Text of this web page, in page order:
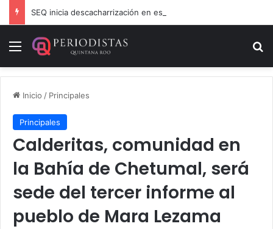
Menú
Inicio / Principales
Principales
Calderitas, comunidad en
la Bahía de Chetumal, será
sede del tercer informe al
pueblo de Mara Lezama